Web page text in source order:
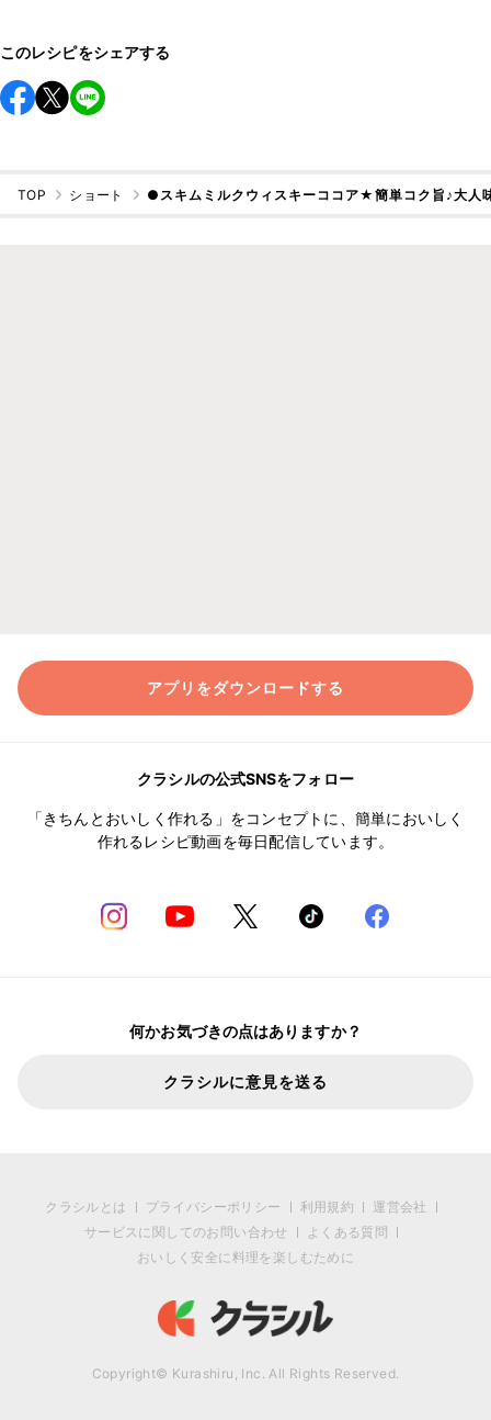
このレシピをシェアする
TOP ショート ●スキムミルクウィスキーココア★簡単コク旨♪大人
アプリをダウンロードする
クラシルの公式SNSをフォロー
「きちんとおいしく作れる」をコンセプトに、簡単においしく
作れるレシピ動画を毎日配信しています。
何かお気づきの点はありますか？
クラシルに意見を送る
クラシルとは プライバシーポリシー 利用規約
運営会社
サービスに関してのお問い合わせ
よくある質問
おいしく安全に料理を楽しむために
Copyright© Kurashiru, Inc. All Rights Reserved.